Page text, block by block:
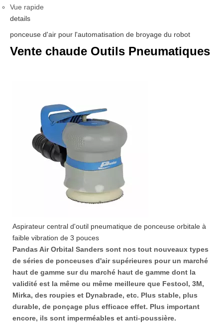
Vue rapide
details
ponceuse d'air pour l'automatisation de broyage du robot
Vente chaude Outils Pneumatiques
Aspirateur central d'outil pneumatique de ponceuse orbitale à
faible vibration de 3 pouces
Pandas Air Orbital Sanders sont nos tout nouveaux types
de séries de ponceuses d'air supérieures pour un marché
haut de gamme sur du marché haut de gamme dont la
validité est la même ou même meilleure que Festool, 3M,
Mirka, des roupies et Dynabrade, etc. Plus stable, plus
durable, de ponçage plus efficace effet. Plus important
encore, ils sont imperméables et anti-poussière.